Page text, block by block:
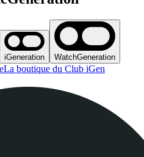
iGeneration WatchGeneration
La boutique du Club iGen